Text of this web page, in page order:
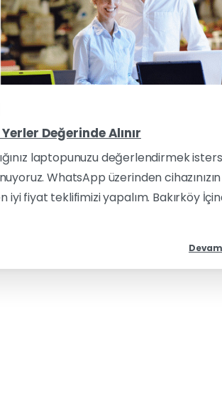
Değerinde Alınır
laptopunuzu değerlendirmek
WhatsApp üzerinden cihazınızın
iyi fiyat teklifimizi yapalım. Bakırköy